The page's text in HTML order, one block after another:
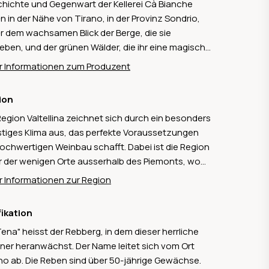
und Gegenwart der Kellerei Cà Bianche
in der Nähe von Tirano, in der Provinz Sondrio,
dem wachsamen Blick der Berge, die sie
und der grünen Wälder, die ihr eine magische
verleihen. Tradition ist das Schlüsselwort
ohne Pestizide bieten die Weine einen
Geschmack, der den Gaumen eines
Kenners erfreut.
Informationen zum Produzent
Valtellina zeichnet sich durch ein besonders
Klima aus, das perfekte Voraussetzungen
Weinbau schafft. Dabei ist die Region
der wenigen Orte ausserhalb des Piemonts, wo
Traube gedeiht. Ausserdem hat sie die
hauptsächlich Nebbiolo angebaut wird. Hinzu
einige «Abkömmlinge» des Nebbiolos wie
Rossola und Prugnola.
Informationen zur Region
heisst der Rebberg, in dem dieser herrliche
heranwächst. Der Name leitet sich vom Ort
ab. Die Reben sind über 50-jährige Gewächse.